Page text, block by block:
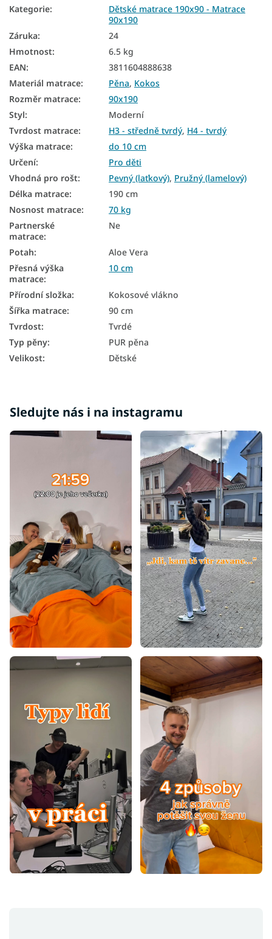
Nejprodávanější matrace
Oboustranné matrace
Matrace podle tvrdosti
Dětské matrace podle materiálu
Dětské kokosové matrace
Dětské nezónované matrace
Matrace tvrdost H3
Matrace tvrdost H4
Kategorie:
Dětské matrace 190x90 - Matrace
90x190
Záruka:
24
Hmotnost:
6.5 kg
EAN:
3811604888638
Materiál matrace: Pěna, Kokos
Rozměr matrace:
90x190
Styl:
Moderní
Tvrdost matrace: H3 - středně tvrdý, H4 - tvrdý
Výška matrace:
do 10 cm
Určení:
Pro děti
Vhodná pro rošt: Pevný (laťkový), Pružný (lamelový)
Délka matrace:
190 cm
Nosnost matrace:
70 kg
Partnerské
matrace:
Ne
Potah:
Aloe Vera
Přesná výška
matrace:
10 cm
Přírodní složka:
Kokosové vlákno
Šířka matrace:
90 cm
Tvrdost:
Tvrdé
Typ pěny:
PUR pěna
Velikost: Dětské
Sledujte nás i na instagramu